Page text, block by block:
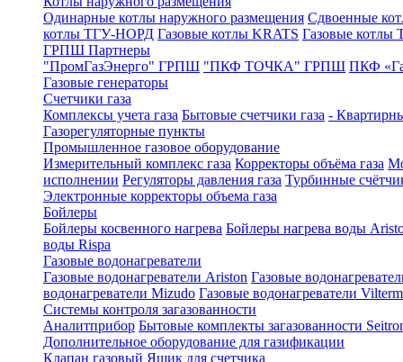
Одинарные котлы наружного размещения Сдвоенные
котлы ТГУ-НОРД Газовые котлы KRATS Газовые котлы
ГРПШ Партнеры
"ПромГазЭнерго" ГРПШ "ПКФ ТОЧКА" ГРПШ ПКФ
Газовые генераторы
Счетчики газа
Комплексы учета газа Бытовые счетчики газа -
Газорегуляторные пункты
Промышленное газовое оборудование
Измерительный комплекс газа Корректоры объёма газа
исполнении Регуляторы давления газа Турбинные
Электронные корректоры объема газа
Бойлеры
Бойлеры косвенного нагрева Бойлеры нагрева воды
воды Rispa
Газовые водонагреватели
Газовые водонагреватели Ariston Газовые
водонагреватели Mizudo Газовые водонагреватели Vilterm
Системы контроля загазованности
Аналитприбор Бытовые комплекты загазованности
Дополнительное оборудование для газификации
Клапан газовый Ящик для счетчика